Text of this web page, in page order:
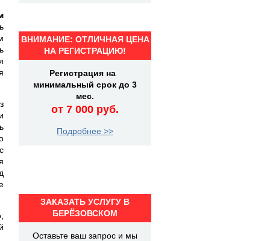
ВНИМАНИЕ: ОТЛИЧНАЯ ЦЕНА
НА РЕГИСТРАЦИЮ!
Регистрация на
минимальный срок до 3
мес.
от 7 000 руб.
Подробнее >>
ЗАКАЗАТЬ УСЛУГУ В
БЕРЁЗОВСКОМ
Оставьте ваш запрос и мы